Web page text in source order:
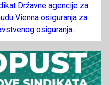
Državne agencije za
Vienna osiguranja za
osiguranja...